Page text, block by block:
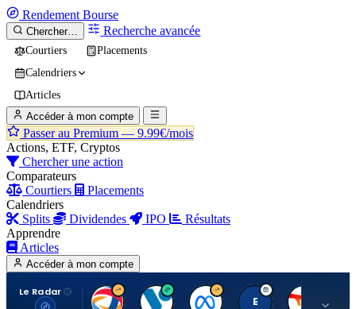
Rendement Bourse
Chercher… Recherche avancée
Courtiers
Placements
Calendriers
Articles
Accéder à mon compte
Passer au Premium — 9.99€/mois
Actions, ETF, Cryptos
Chercher une action
Comparateurs
Courtiers
Placements
Calendriers
Splits
Dividendes IPO
Résultats
Apprendre
Articles
Accéder à mon compte
Le Radar
T V M E T